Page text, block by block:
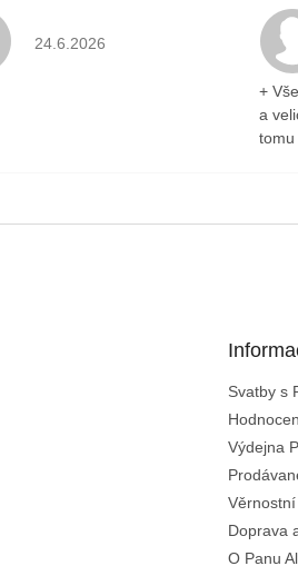
Hodnocení obchodu je 5 z 5
24.6.2026
+
a
Svatby s
Výdejna
Doprava
O Panu